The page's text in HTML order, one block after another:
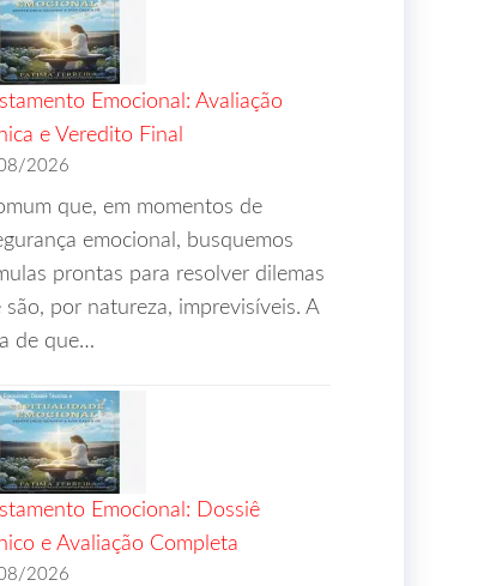
Emocional: Avaliação
e Veredito Final
2026
que, em momentos de
emocional, busquemos
prontas para resolver dilemas
são, por natureza, imprevisíveis. A
de que…
Emocional: Dossiê
e Avaliação Completa
2026